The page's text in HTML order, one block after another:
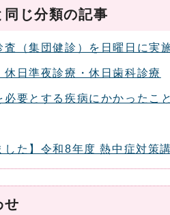
同じ分類の記事
査（集団健診）を日曜日に実
休日準夜診療・休日歯科診療
必要とする疾病にかかったこ
した】令和8年度 熱中症対策
せ